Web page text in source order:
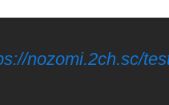
nozomi.2ch.sc/